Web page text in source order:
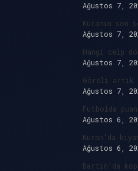
Ağustos 7,
Kuranın son
Ağustos 7,
Hangi celp
Ağustos 7,
Göreli artık
Ağustos 7,
Futbolda
Ağustos 6,
Kuran’da
Ağustos 6,
Bartın’da